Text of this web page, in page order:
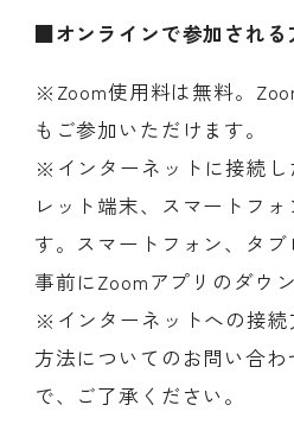
■オンラインで参加される
※Zoom使用料は無料。
もご参加いただけます。
※インターネットに接続
レット端末、スマートフ
す。スマートフォン、タブ
事前にZoomアプリのダウ
※インターネットへの接続
方法についてのお問い合
で、ご了承ください。